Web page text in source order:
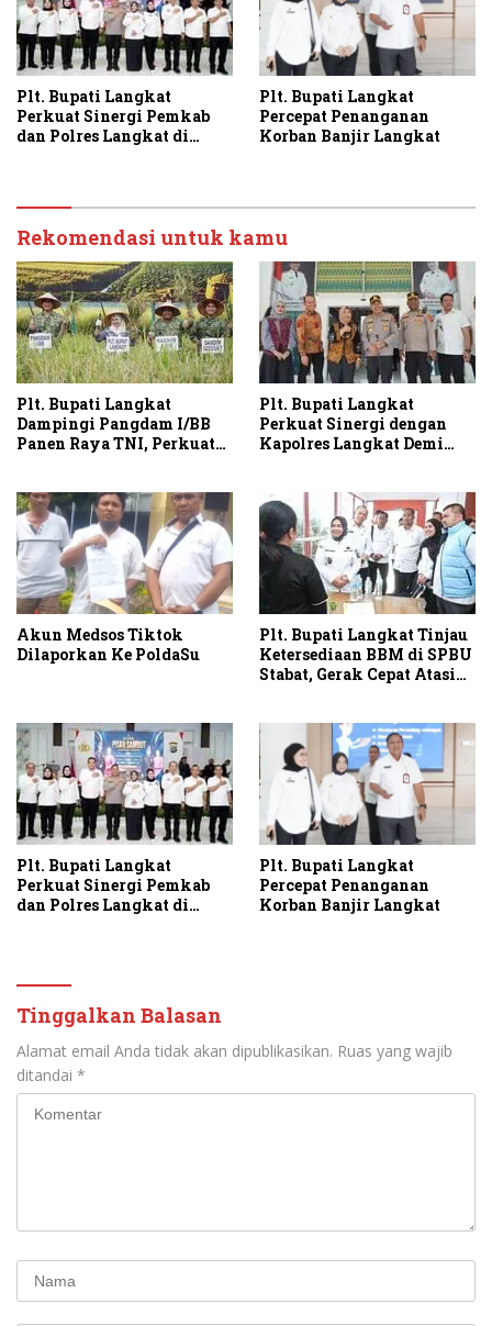
Plt. Bupati Langkat
Perkuat Sinergi Pemkab
dan Polres Langkat di
Plt. Bupati Langkat
Percepat Penanganan
Korban Banjir Langkat
Rekomendasi untuk kamu
Plt. Bupati Langkat
Dampingi Pangdam I/BB
Panen Raya TNI, Perkuat
Plt. Bupati Langkat
Perkuat Sinergi dengan
Kapolres Langkat Demi
Akun Medsos Tiktok
Dilaporkan Ke PoldaSu
Plt. Bupati Langkat Tinjau
Ketersediaan BBM di SPBU
Stabat, Gerak Cepat Atasi
Plt. Bupati Langkat
Perkuat Sinergi Pemkab
dan Polres Langkat di
Plt. Bupati Langkat
Percepat Penanganan
Korban Banjir Langkat
Tinggalkan Balasan
Alamat email Anda tidak akan dipublikasikan. Ruas yang wajib
ditandai *